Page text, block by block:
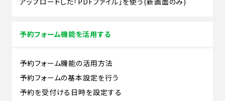
予約フォーム機能を活用する
予約フォーム機能の活用方法
予約フォームの基本設定を行う
予約を受付ける日時を設定する